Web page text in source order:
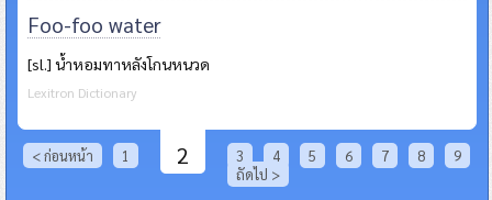
Foo-foo water
[sl.] น้ำหอมทาหลังโกนหนวด
Lexitron Dictionary
< ก่อนหน้า 1 2 3 4 5 6 7 8
9
ถัดไป >